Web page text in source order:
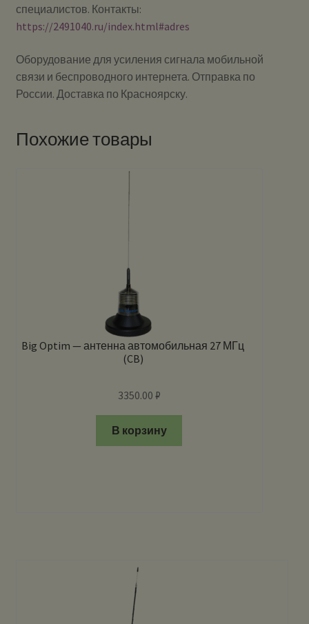
специалистов. Контакты:
https://2491040.ru/index.html#adres
Оборудование для усиления сигнала мобильной
связи и беспроводного интернета. Отправка по
России. Доставка по Красноярску.
Похожие товары
Big Optim — антенна автомобильная 27 МГц
(CB)
3350.00 ₽
В корзину